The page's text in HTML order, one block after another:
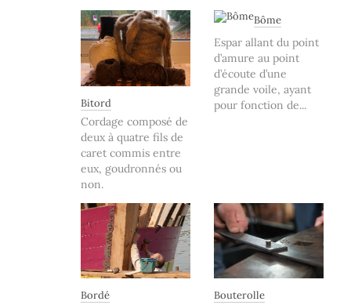
Bitord
Cordage composé de
deux à quatre fils de
caret commis entre
eux, goudronnés ou
non.
Bôme
Espar allant du point
d’amure au point
d’écoute d’une
grande voile, ayant
pour fonction de...
Bordé Bouterolle